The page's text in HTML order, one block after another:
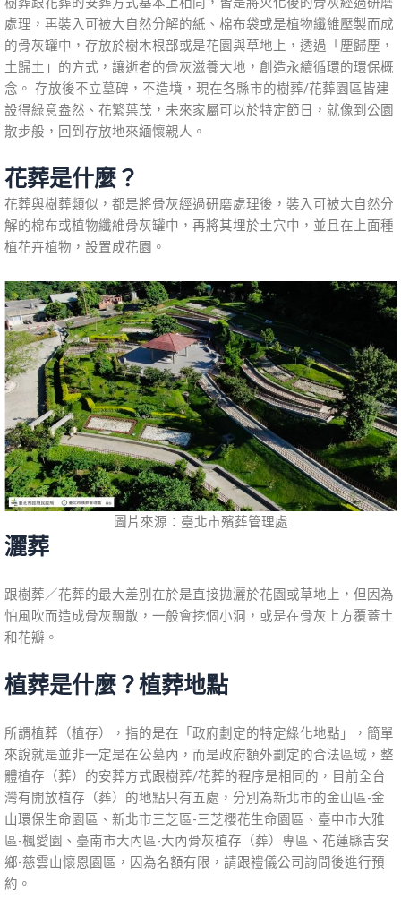
處理，再裝入可被大自然分解的紙、棉布袋或是植物纖維壓製而成
的骨灰罐中，存放於樹木根部或是花園與草地上，透過「塵歸塵，
土歸土」的方式，讓逝者的骨灰滋養大地，創造永續循環的環保概
念。 存放後不立墓碑，不造墳，現在各縣市的樹葬/花葬園區皆建
設得綠意盎然、花繁葉茂，未來家屬可以於特定節日，就像到公園
散步般，回到存放地來緬懷親人。
花葬是什麼？
花葬與樹葬類似，都是將骨灰經過研磨處理後，裝入可被大自然分
解的棉布或植物纖維骨灰罐中，再將其埋於土穴中，並且在上面種
植花卉植物，設置成花園。
圖片來源：臺北市殯葬管理處
灑葬
跟樹葬／花葬的最大差別在於是直接拋灑於花園或草地上，但因為
怕風吹而造成骨灰飄散，一般會挖個小洞，或是在骨灰上方覆蓋土
和花瓣。
植葬是什麼？植葬地點
所謂植葬（植存），指的是在「政府劃定的特定綠化地點」，簡單
來說就是並非一定是在公墓內，而是政府額外劃定的合法區域，整
體植存（葬）的安葬方式跟樹葬/花葬的程序是相同的，目前全台
灣有開放植存（葬）的地點只有五處，分別為新北市的金山區-金
山環保生命園區、新北市三芝區-三芝櫻花生命園區、臺中市大雅
區-楓愛園、臺南市大內區-大內骨灰植存（葬）專區、花蓮縣吉安
鄉-慈雲山懷恩園區，因為名額有限，請跟禮儀公司詢問後進行預
約。